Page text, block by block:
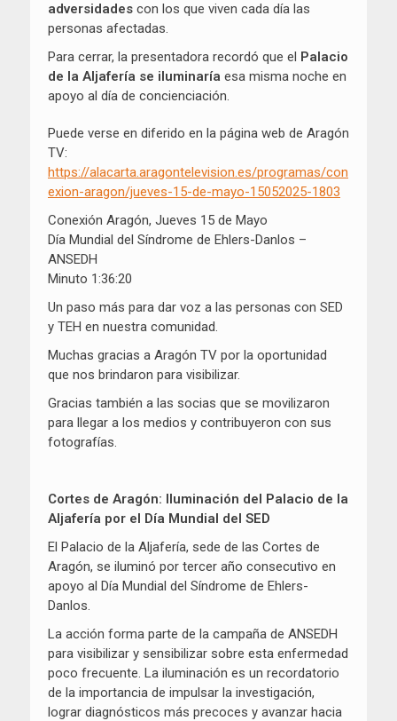
adversidades con los que viven cada día las
personas afectadas.
Para cerrar, la presentadora recordó que el Palacio
de la Aljafería se iluminaría esa misma noche en
apoyo al día de concienciación.
Puede verse en diferido en la página web de Aragón
TV:
https://alacarta.aragontelevision.es/programas/con
exion-aragon/jueves-15-de-mayo-15052025-1803
Conexión Aragón, Jueves 15 de Mayo
Día Mundial del Síndrome de Ehlers-Danlos –
ANSEDH
Minuto 1:36:20
Un paso más para dar voz a las personas con SED
y TEH en nuestra comunidad.
Muchas gracias a Aragón TV por la oportunidad
que nos brindaron para visibilizar.
Gracias también a las socias que se movilizaron
para llegar a los medios y contribuyeron con sus
fotografías.
Cortes de Aragón: Iluminación del Palacio de la
Aljafería por el Día Mundial del SED
El Palacio de la Aljafería, sede de las Cortes de
Aragón, se iluminó por tercer año consecutivo en
apoyo al Día Mundial del Síndrome de Ehlers-
Danlos.
La acción forma parte de la campaña de ANSEDH
para visibilizar y sensibilizar sobre esta enfermedad
poco frecuente. La iluminación es un recordatorio
de la importancia de impulsar la investigación,
lograr diagnósticos más precoces y avanzar hacia